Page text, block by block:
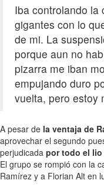
Iba controlando la
gigantes con lo
de mi. La
porque aun no
pizarra me iban
empujando duro
vuelta, pero estoy
A pesar de la ventaja de
aprovechar el segundo
perjudicada por todo el lio
El grupo se rompió con la
Ramírez y a Florian Alt en